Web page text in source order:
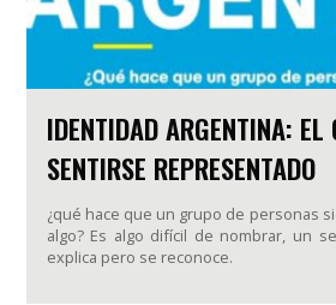
IDENTIDAD ARGENTINA: EL
SENTIRSE REPRESENTADO
¿qué hace que un grupo de personas
algo? Es algo difícil de nombrar, un
explica pero se reconoce.